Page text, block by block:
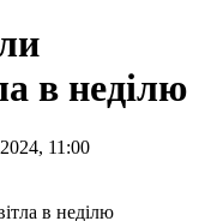
в неділю
11:00